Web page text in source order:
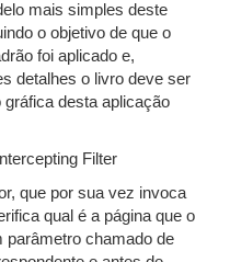
mais simples deste
o objetivo de que o
foi aplicado e,
detalhes o livro deve ser
desta aplicação
Filter
que por sua vez invoca
qual é a página que o
parâmetro chamado de